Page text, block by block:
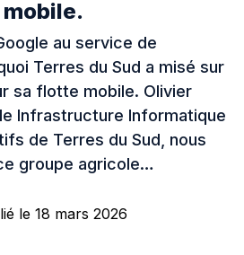
au service de
Terres du Sud a misé sur
sa flotte mobile. Olivier
Infrastructure Informatique
de Terres du Sud, nous
groupe agricole…
le 18 mars 2026